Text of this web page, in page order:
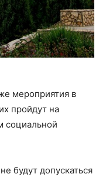
мероприятия в
пройдут на
социальной
будут допускаться